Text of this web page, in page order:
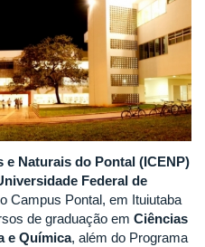
Naturais do Pontal (ICENP)
Federal de
Campus Pontal, em Ituiutaba
de graduação em Ciências
e Química, além do Programa